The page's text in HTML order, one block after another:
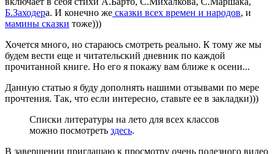
Б.Заходера. И конечно же сказки всех времен и народов, и
мамины сказки тоже)))
Хочется много, но стараюсь смотреть реально. К тому же мы
будем вести еще и читательский дневник по каждой
прочитанной книге. Но его я покажу вам ближе к осени...
Данную статью я буду дополнять нашими отзывами по мере
прочтения. Так, что если интересно, ставьте ее в закладки)))
Списки литературы на лето для всех классов
можно посмотреть здесь.
В завершении приглашаю к просмотру очень полезного видео